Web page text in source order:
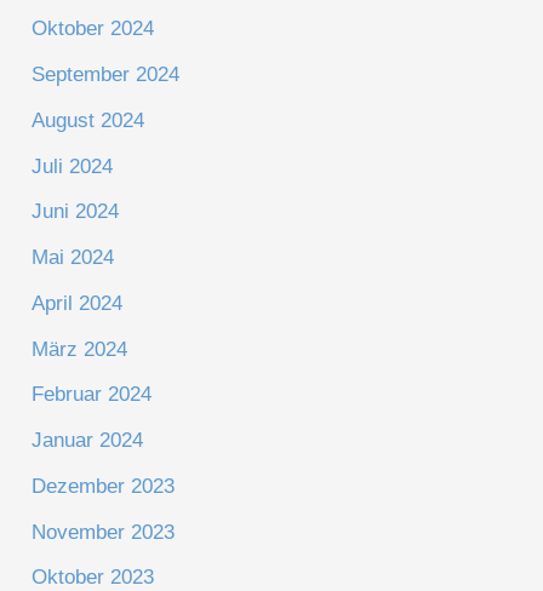
Oktober 2024
September 2024
August 2024
Juli 2024
Juni 2024
Mai 2024
April 2024
März 2024
Februar 2024
Januar 2024
Dezember 2023
November 2023
Oktober 2023